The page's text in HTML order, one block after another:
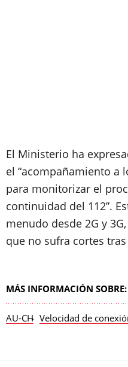
El Ministerio ha
el “acompañamiento a
para monitorizar el
continuidad del 112”.
menudo desde 2G y
que no sufra cortes
MÁS INFORMACIÓN SOBRE:
AU-CH Velocidad de